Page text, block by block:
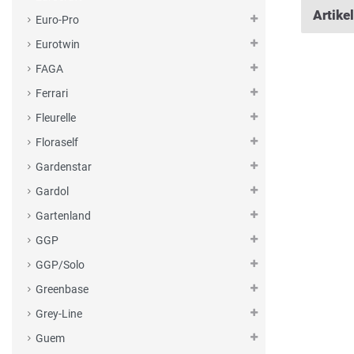
Euro-Pro
Eurotwin
FAGA
Ferrari
Fleurelle
Floraself
Gardenstar
Gardol
Gartenland
GGP
GGP/Solo
Greenbase
Grey-Line
Guem